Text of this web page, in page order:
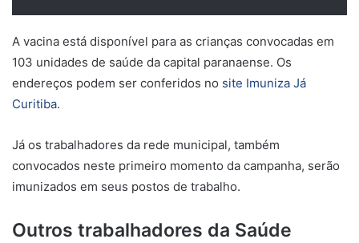
A vacina está disponível para as crianças convocadas em
103 unidades de saúde da capital paranaense. Os
endereços podem ser conferidos no site Imuniza Já
Curitiba.
Já os trabalhadores da rede municipal, também
convocados neste primeiro momento da campanha, serão
imunizados em seus postos de trabalho.
Outros trabalhadores da Saúde